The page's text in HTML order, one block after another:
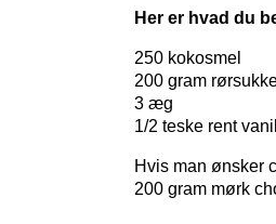
Her er hvad du
250 kokosmel
200 gram
3 æg
1/2 teske rent
Hvis man ønsker
200 gram mørk